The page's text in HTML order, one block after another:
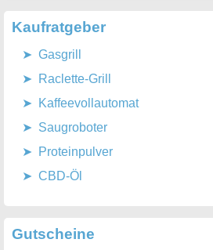
Kaufratgeber
Gasgrill
Raclette-Grill
Kaffeevollautomat
Saugroboter
Proteinpulver
CBD-Öl
Gutscheine